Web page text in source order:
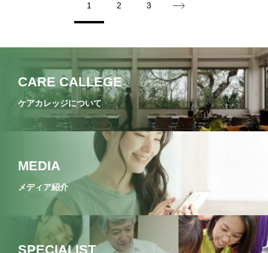
1 2 3
CARE CALLEGE
ケアカレッジについて
MEDIA
メディア紹介
SPECIALIST